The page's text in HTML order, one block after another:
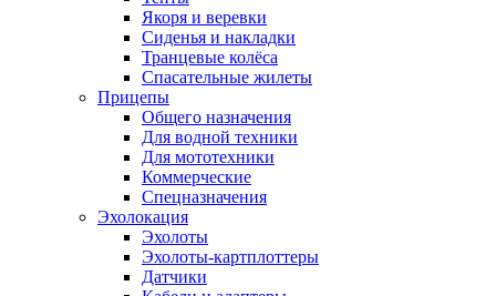
Якоря и веревки
Сиденья и накладки
Транцевые колёса
Спасательные жилеты
Прицепы
Общего назначения
Для водной техники
Для мототехники
Коммерческие
Спецназначения
Эхолокация
Эхолоты
Эхолоты-картплоттеры
Датчики